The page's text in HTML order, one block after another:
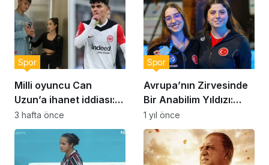
Milli oyuncu Can
Uzun’a ihanet iddiası:
‘Asla bir erkeğe bağımlı
olmayın’
Spor
3 hafta önce
Avrupa’nın Zirvesinde
Bir Anabilim Yıldızı:
Selin Hürmeriç
Spor
1 yıl önce